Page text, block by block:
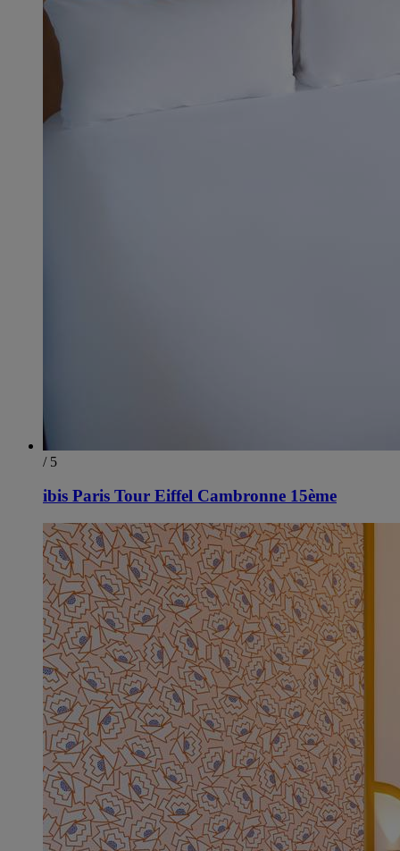
/ 5
ibis Paris Tour Eiffel Cambronne 15ème